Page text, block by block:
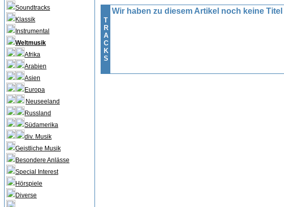
Soundtracks
Klassik
Instrumental
Weltmusik
Afrika
Arabien
Asien
Europa
Neuseeland
Russland
Südamerika
div. Musik
Geistliche Musik
Besondere Anlässe
Special Interest
Hörspiele
Diverse
T
R
A
C
K
S
Wir haben zu diesem Artikel noch keine